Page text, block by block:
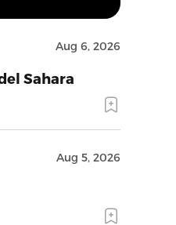
Aug 6, 2026
Sahara
Aug 5, 2026